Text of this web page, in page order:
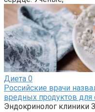
Диета 0
Российские врачи
вредных продуктов для
Эндокринолог клиники